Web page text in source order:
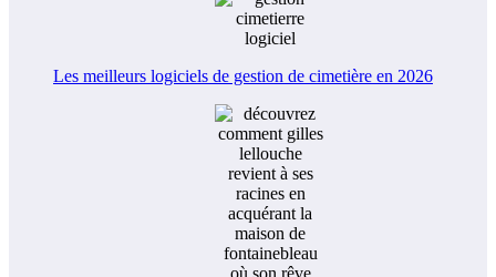
Les meilleurs logiciels de gestion de cimetière en 2026